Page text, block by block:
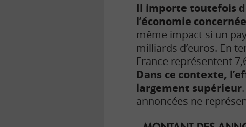
Il importe toutefois
l’économie
même impact si un
milliards d’euros. En
France représentent
Dans ce contexte,
largement supérieur
annoncées ne